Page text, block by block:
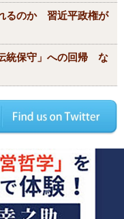
るのか 習近平政権が
統保守」への回帰 な